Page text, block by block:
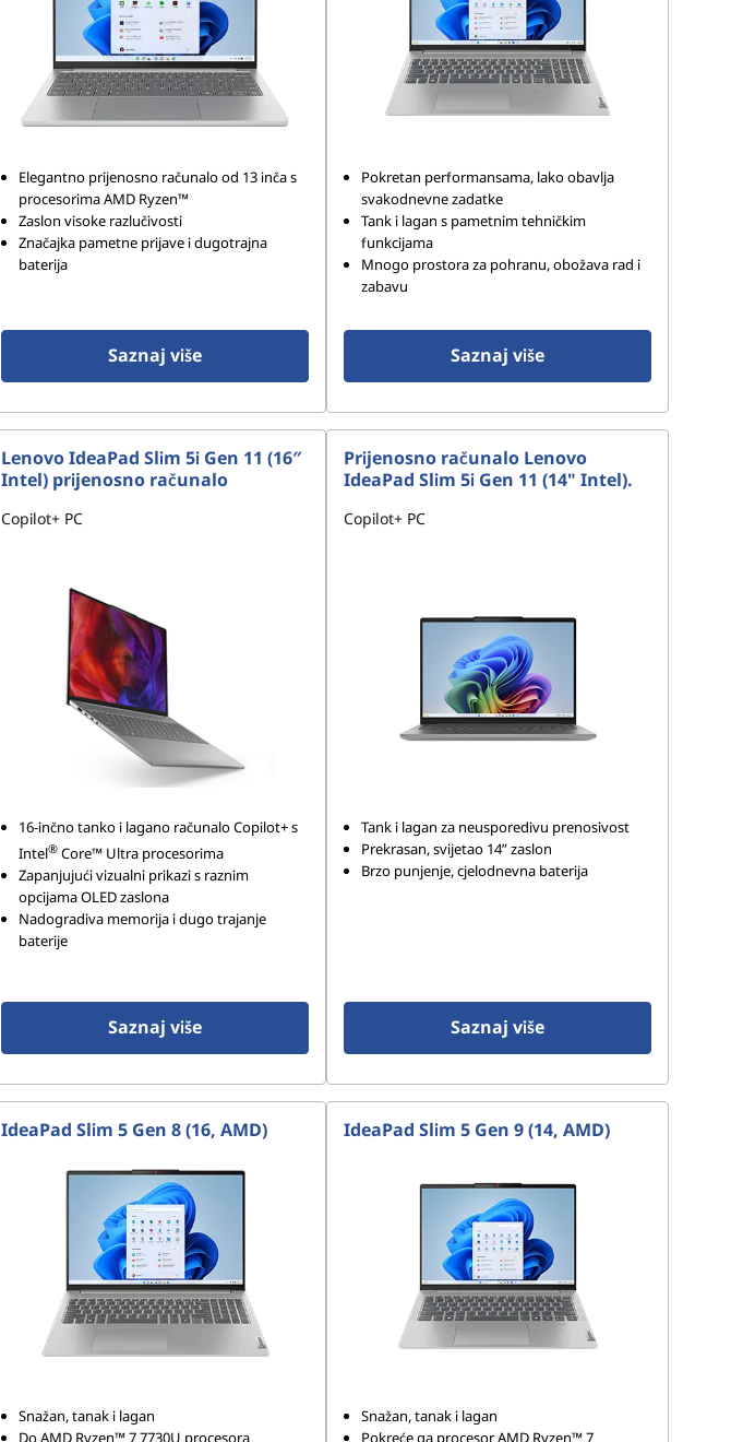
Elegantno prijenosno računalo od 13 inča s
procesorima AMD Ryzen™
Zaslon visoke razlučivosti
Značajka pametne prijave i dugotrajna
baterija
Saznaj više
Pokretan performansama, lako obavlja
svakodnevne zadatke
Tank i lagan s pametnim tehničkim
funkcijama
Mnogo prostora za pohranu, obožava rad i
zabavu
Saznaj više
Lenovo IdeaPad Slim 5i Gen 11 (16″
Intel) prijenosno računalo
Copilot+ PC
16-inčno tanko i lagano računalo Copilot+ s
Intel® Core™ Ultra procesorima
Zapanjujući vizualni prikazi s raznim
opcijama OLED zaslona
Nadogradiva memorija i dugo trajanje
baterije
Saznaj više
Prijenosno računalo Lenovo
IdeaPad Slim 5i Gen 11 (14" Intel).
Copilot+ PC
Tank i lagan za neusporedivu prenosivost
Prekrasan, svijetao 14” zaslon
Brzo punjenje, cjelodnevna baterija
Saznaj više
IdeaPad Slim 5 Gen 8 (16, AMD)
Snažan, tanak i lagan
Do AMD Ryzen™ 7 7730U procesora
IdeaPad Slim 5 Gen 9 (14, AMD)
Snažan, tanak i lagan
Pokreće ga procesor AMD Ryzen™ 7